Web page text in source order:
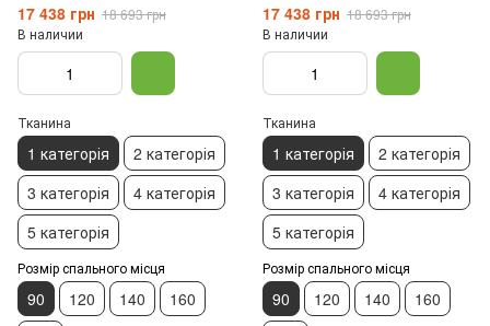
17 438 грн 18 693 грн
В наличии
Тканина
1 категорія
2 категорія
3 категорія
4 категорія
5 категорія
Розмір спального місця
90 120 140
160
17 438 грн 18 693 грн
В наличии
Тканина
1 категорія
2 категорія
3 категорія
4 категорія
5 категорія
Розмір спального місця
90 120 140
160